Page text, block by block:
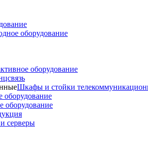
оборудование
оборудование
Шкафы и стойки
оборудование
серверы